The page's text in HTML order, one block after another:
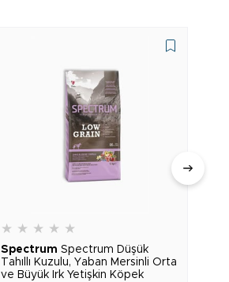
★ ★ ★ ★ ★
Spectrum Spectrum Düşük
Tahıllı Kuzulu, Yaban Mersinli Orta
ve Büyük Irk Yetişkin Köpek